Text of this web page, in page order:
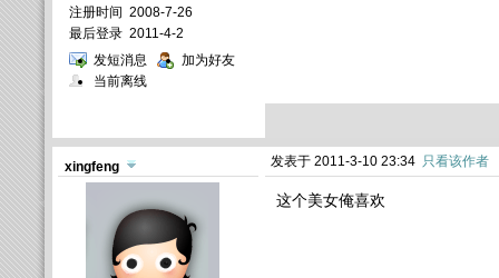
注册时间 2008-7-26
最后登录 2011-4-2
发短消息
加为好友
当前离线
xingfeng 发表于 2011-3-10 23:34 只看该作者
这个美女俺喜欢